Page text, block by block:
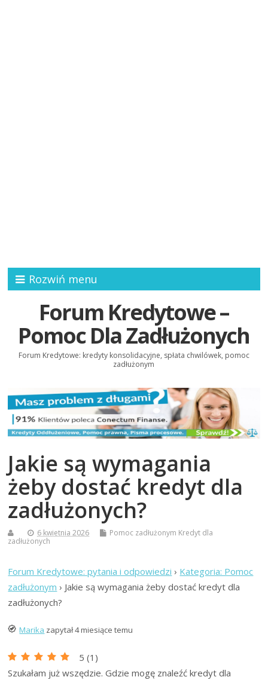
Rozwiń menu
Forum Kredytowe –
Pomoc Dla Zadłużonych
Forum Kredytowe: kredyty konsolidacyjne, spłata chwilówek, pomoc
zadłużonym
Jakie są wymagania
żeby dostać kredyt dla
zadłużonych?
6 kwietnia 2026 Pomoc zadłużonym Kredyt dla
zadłużonych
Forum Kredytowe: pytania i odpowiedzi › Kategoria: Pomoc
zadłużonym › Jakie są wymagania żeby dostać kredyt dla
zadłużonych?
Marika zapytał 4 miesiące temu
5 (1 )
Szukałam już wszędzie. Gdzie mogę znaleźć kredyt dla